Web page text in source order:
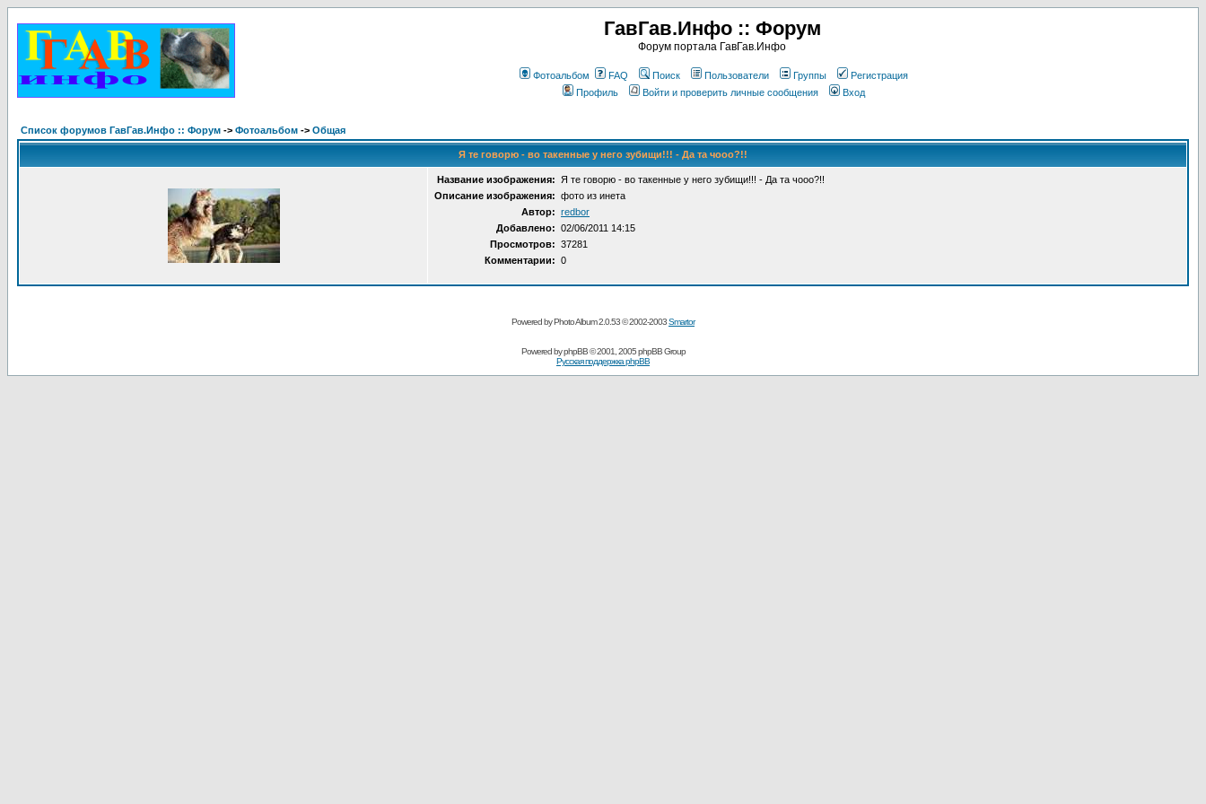
ГавГав.Инфо :: Форум
Форум портала ГавГав.Инфо
Фотоальбом FAQ Поиск Пользователи Группы
Регистрация
Профиль
Войти и проверить личные сообщения Вход
Список форумов ГавГав.Инфо :: Форум -> Фотоальбом -> Общая
Я те говорю - во такенные у него зубищи!!! - Да та чооо?!!
Название изображения: Я те говорю - во такенные у него зубищи!!! - Да та чооо?!!
Описание изображения: фото из инета
Автор: redbor
Добавлено: 02/06/2011 14:15
Просмотров: 37281
Комментарии: 0
Powered by Photo Album 2.0.53 © 2002-2003Smartor
Powered byphpBB© 2001, 2005 phpBB Group
Русская поддержка phpBB